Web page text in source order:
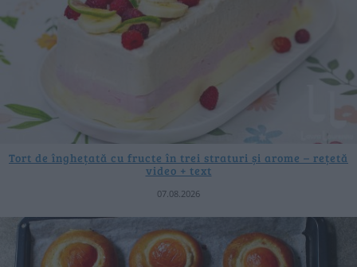
Tort de înghețată cu fructe în trei straturi și arome – rețetă
video + text
07.08.2026